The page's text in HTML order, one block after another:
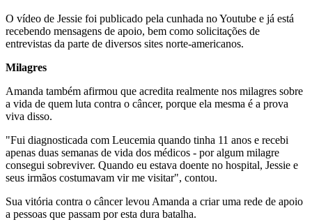
O vídeo de Jessie foi publicado pela cunhada no Youtube e já está
recebendo mensagens de apoio, bem como solicitações de
entrevistas da parte de diversos sites norte-americanos.
Milagres
Amanda também afirmou que acredita realmente nos milagres sobre
a vida de quem luta contra o câncer, porque ela mesma é a prova
viva disso.
"Fui diagnosticada com Leucemia quando tinha 11 anos e recebi
apenas duas semanas de vida dos médicos - por algum milagre
consegui sobreviver. Quando eu estava doente no hospital, Jessie e
seus irmãos costumavam vir me visitar", contou.
Sua vitória contra o câncer levou Amanda a criar uma rede de apoio
a pessoas que passam por esta dura batalha.